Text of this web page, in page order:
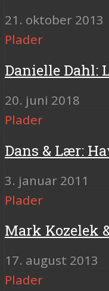
21. oktober 2013
Plader
Danielle Dahl:
20. juni 2018
Plader
Dans & Lær:
3. januar 2011
Plader
Mark Kozelek
17. august 2013
Plader